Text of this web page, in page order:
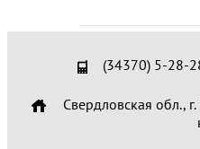
(34370) 5-28-
Свердловская обл.,